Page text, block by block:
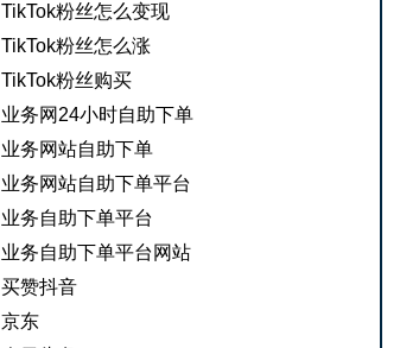
TikTok粉丝怎么变现
TikTok粉丝怎么涨
TikTok粉丝购买
业务网24小时自助下单
业务网站自助下单
业务网站自助下单平台
业务自助下单平台
业务自助下单平台网站
买赞抖音
京东